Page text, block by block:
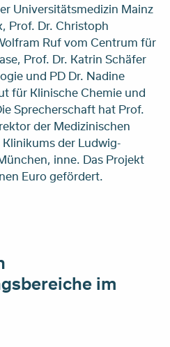
Universitätsmedizin Mainz
Prof. Dr. Christoph
Ruf vom Centrum für
Prof. Dr. Katrin Schäfer
und PD Dr. Nadine
für Klinische Chemie und
Sprecherschaft hat Prof.
der Medizinischen
der Ludwig-
inne. Das Projekt
Euro gefördert.
im